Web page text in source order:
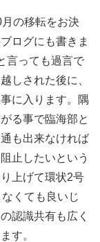
の移転をお決
ログにも書きま
言っても過言で
しされた後に、
に入ります。隅
る事で臨海部と
も出来なければ
止したいという
上げて環状2号
くても良いじ
認識共有も広く
す。